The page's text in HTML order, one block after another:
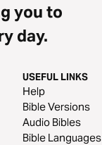
you to
day.
USEFUL LINKS
Help
Bible Versions
Audio Bibles
Bible Languages